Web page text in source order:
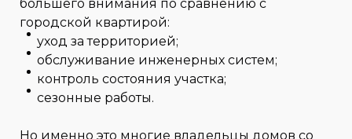
большего внимания по сравнению с
городской квартирой:
уход за территорией;
обслуживание инженерных систем;
контроль состояния участка;
сезонные работы.
Но именно это многие владельцы домов со